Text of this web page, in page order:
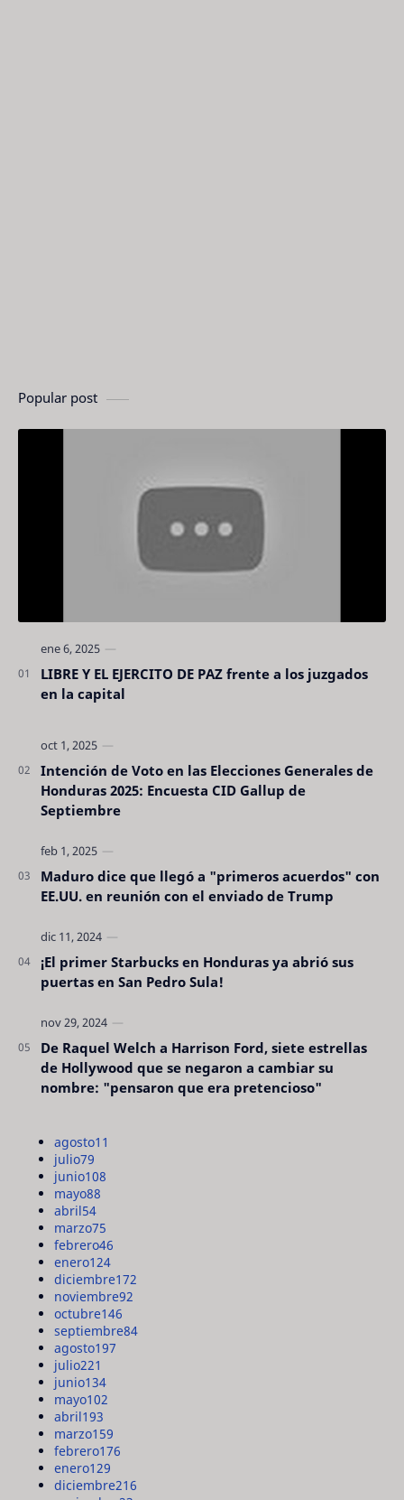
Popular post
LIBRE Y EL EJERCITO DE PAZ frente a los juzgados
en la capital
Intención de Voto en las Elecciones Generales de
Honduras 2025: Encuesta CID Gallup de
Septiembre
Maduro dice que llegó a "primeros acuerdos" con
EE.UU. en reunión con el enviado de Trump
¡El primer Starbucks en Honduras ya abrió sus
puertas en San Pedro Sula!
De Raquel Welch a Harrison Ford, siete estrellas
de Hollywood que se negaron a cambiar su
nombre: "pensaron que era pretencioso"
agosto11
julio79
junio108
mayo88
abril54
marzo75
febrero46
enero124
diciembre172
noviembre92
octubre146
septiembre84
agosto197
julio221
junio134
mayo102
abril193
marzo159
febrero176
enero129
diciembre216